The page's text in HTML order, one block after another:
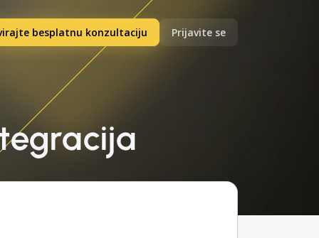
besplatnu konzultaciju Prijavite se